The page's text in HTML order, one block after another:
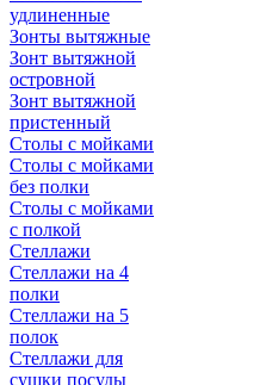
удлиненные
Зонты вытяжные
Зонт вытяжной
островной
Зонт вытяжной
пристенный
Столы с мойками
Столы с мойками
без полки
Столы с мойками
с полкой
Стеллажи
Стеллажи на 4
полки
Стеллажи на 5
полок
Стеллажи для
сушки посуды